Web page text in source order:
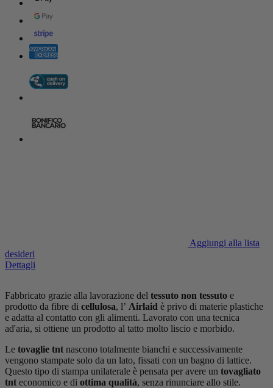
Aggiungi alla lista
desideri
Dettagli
Fabbricato grazie alla lavorazione del tessuto non tessuto e
prodotto da fibre di cellulosa, l’ Airlaid è privo di materie plastiche
e adatta al contatto con gli alimenti. Lavorato con una tecnica
ad'aria, si ottiene un prodotto al tatto molto liscio e morbido.
Le tovaglie tnt nascono totalmente bianchi e successivamente
vengono stampate solo da un lato, fissati con un bagno di lattice.
Questo tipo di stampa unilaterale è pensata per avere un tovagliato
tnt economico e di ottima qualità, senza rinunciare allo stile.